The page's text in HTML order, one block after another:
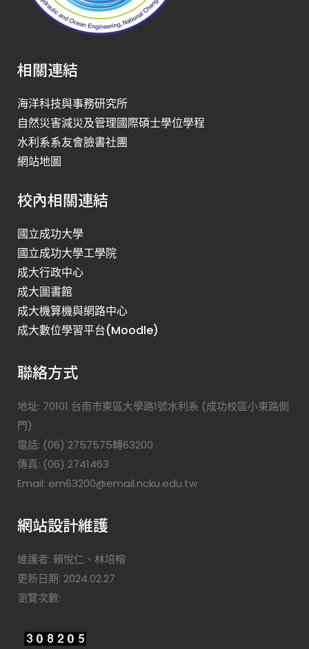
相關連結
海洋科技與事務研究所
自然災害減災及管理國際碩士學位學程
水利系系友會臉書社團
網站地圖
校內相關連結
國立成功大學
國立成功大學工學院
成大行政中心
成大圖書館
成大機算機與網路中心
成大數位學習平台(Moodle)
聯絡方式
地址: 70101 台南市東區大學路1號水利系 (成功校區小東路側
門)
電話: (06) 2757575轉63200
傳真: (06) 2741463
Email: em63200@email.ncku.edu.tw
網站設計維護
維護者: 賴悅仁、林培榕
更新日期: 2024.02.27
瀏覽次數: